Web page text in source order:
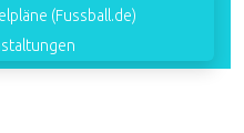
(Fussball.de)